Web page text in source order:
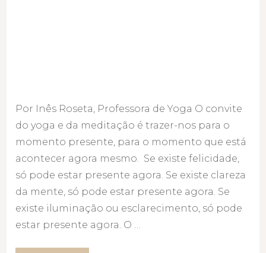
Por Inês Roseta, Professora de Yoga O convite
do yoga e da meditação é trazer-nos para o
momento presente, para o momento que está
acontecer agora mesmo. Se existe felicidade,
só pode estar presente agora. Se existe clareza
da mente, só pode estar presente agora. Se
existe iluminação ou esclarecimento, só pode
estar presente agora. O …